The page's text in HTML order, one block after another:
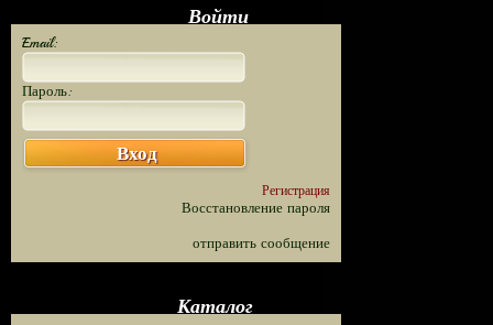
Войти
Email:
Пароль:
Вход
Регистрация
Восстановление пароля
отправить сообщение
Каталог